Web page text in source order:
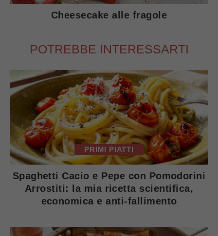
Cheesecake alle fragole
POTREBBE INTERESSARTI
PRIMI PIATTI
Spaghetti Cacio e Pepe con Pomodorini
Arrostiti: la mia ricetta scientifica,
economica e anti-fallimento